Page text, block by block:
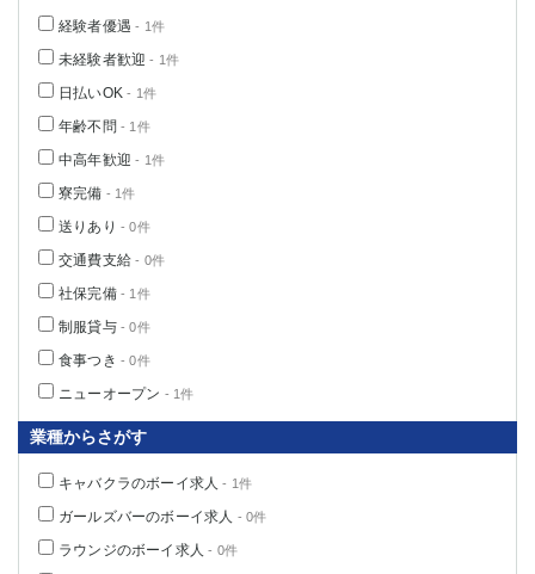
経験者優遇 - 1件
未経験者歓迎 - 1件
日払いOK - 1件
年齢不問 - 1件
中高年歓迎 - 1件
寮完備 - 1件
送りあり - 0件
交通費支給 - 0件
社保完備- 1件
制服貸与- 0件
食事つき - 0件
ニューオープン - 1件
業種からさがす
キャバクラのボーイ求人 - 1件
ガールズバーのボーイ求人 - 0件
ラウンジのボーイ求人 - 0件
草加
所沢
獨協大学前＜草加松原＞
春日部
蕨
船橋
成田
柏（東口）
茂原
八千代台
栃木県
宇都宮